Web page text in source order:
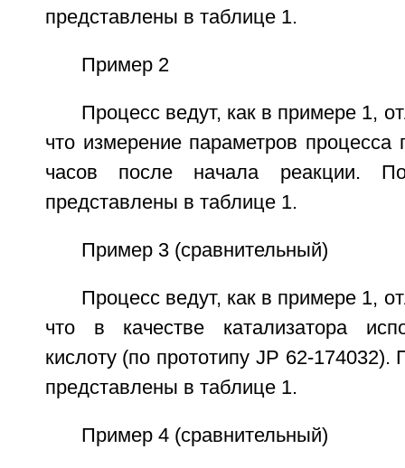
представлены в таблице 1.
Пример 2
Процесс ведут, как в примере 1,
что измерение параметров процесса
часов после начала реакции.
представлены в таблице 1.
Пример 3 (сравнительный)
Процесс ведут, как в примере 1,
что в качестве катализатора
кислоту (по прототипу JP 62-174032).
представлены в таблице 1.
Пример 4 (сравнительный)